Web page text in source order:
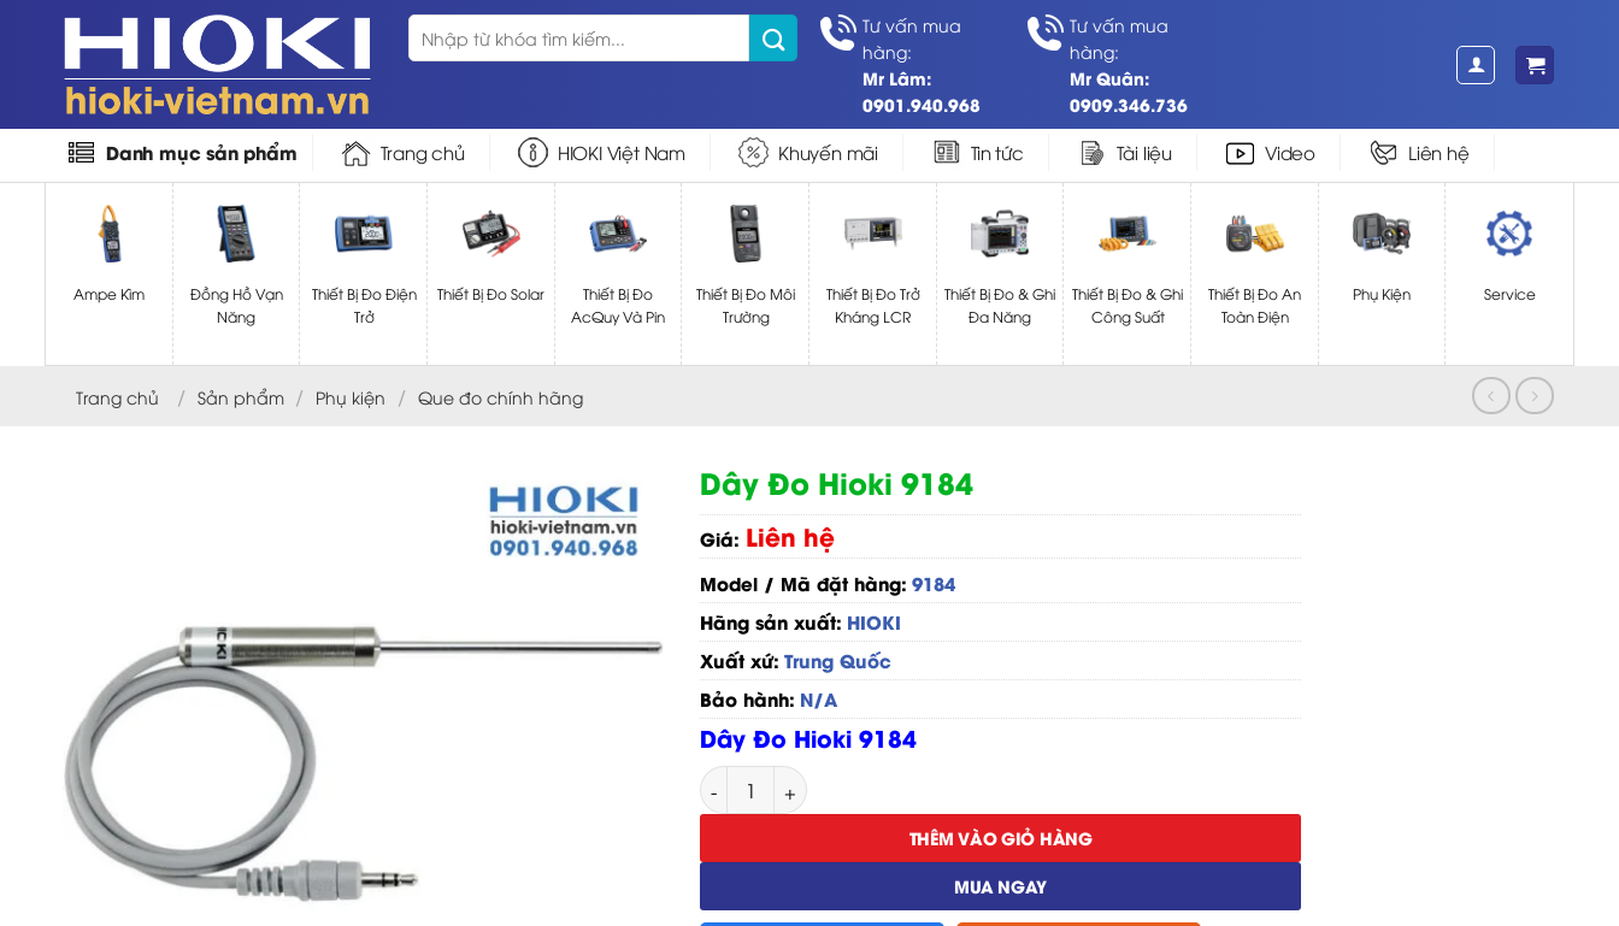
Tìm
kiếm:
Tư vấn mua
hàng:
Mr Lâm:
0901.940.968
Tư vấn mua
hàng:
Mr Quân:
0909.346.736
Danh mục sản phẩm Trang chủ HIOKI Việt Nam Khuyến mãi Tin tức Tài liệu Video Liên hệ
Ampe Kìm
Đồng Hồ Vạn
Năng
Thiết Bị Đo Điện
Trở
Thiết Bị Đo Solar
Thiết Bị Đo
AcQuy Và Pin
Thiết Bị Đo Môi
Trường
Thiết Bị Đo Trở
Kháng LCR
Thiết Bị Đo & Ghi
Đa Năng
Thiết Bị Đo & Ghi
Công Suất
Thiết Bị Đo An
Toàn Điện
Phụ Kiện Service
Trang chủ / Sản phẩm / Phụ kiện / Que đo chính hãng
Dây Đo Hioki 9184
Giá: Liên hệ
Model / Mã đặt hàng: 9184
Hãng sản xuất: HIOKI
Xuất xứ: Trung Quốc
Bảo hành: N/A
Dây Đo Hioki 9184
Dây Đo Hioki 9184 số lượng
THÊM VÀO GIỎ HÀNG
MUA NGAY